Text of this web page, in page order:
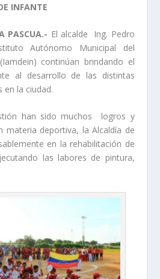
INFANTE
PASCUA.- El alcalde Ing. Pedro
Autónomo Municipal del
continúan brindando el
al desarrollo de las distintas
en la ciudad.
han sido muchos logros y
materia deportiva, la Alcaldía de
en la rehabilitación de
las labores de pintura,